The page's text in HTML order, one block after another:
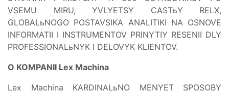
VSEMU MIRU, YVLYETSY CASTьY RELX,
GLOBALьNOGO POSTAVSIKA ANALITIKI NA OSNOVE
INFORMATII I INSTRUMENTOV PRINYTIY RESENII DLY
PROFESSIONALьNYK I DELOVYK KLIENTOV.
O KOMPANII Lex Machina
Lex Machina KARDINALьNO MENYET SPOSOBY